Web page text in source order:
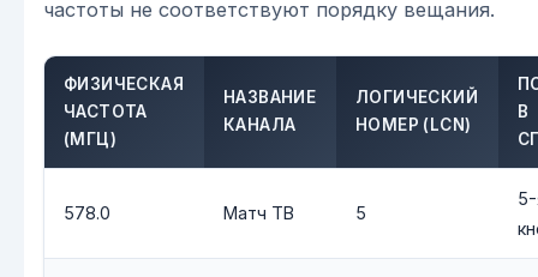
частоты не соответствуют порядку вещания.
ФИЗИЧЕСКАЯ
ЧАСТОТА
(МГЦ)
НАЗВАНИЕ
КАНАЛА
ЛОГИЧЕСКИЙ
НОМЕР (LCN)
В
578.0 Матч ТВ 5